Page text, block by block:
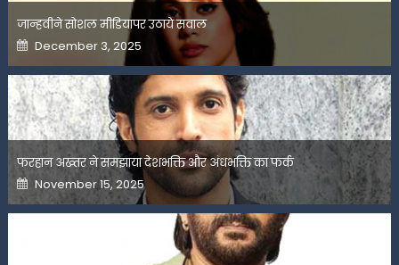
जान्हवीने सोशल मीडियापर उठाये सवाल
Posted
on
December 3, 2025
फरहान अख्तर ने समझाया देशभक्ति और अंधभक्ति का फर्क
Posted
on
November 15, 2025